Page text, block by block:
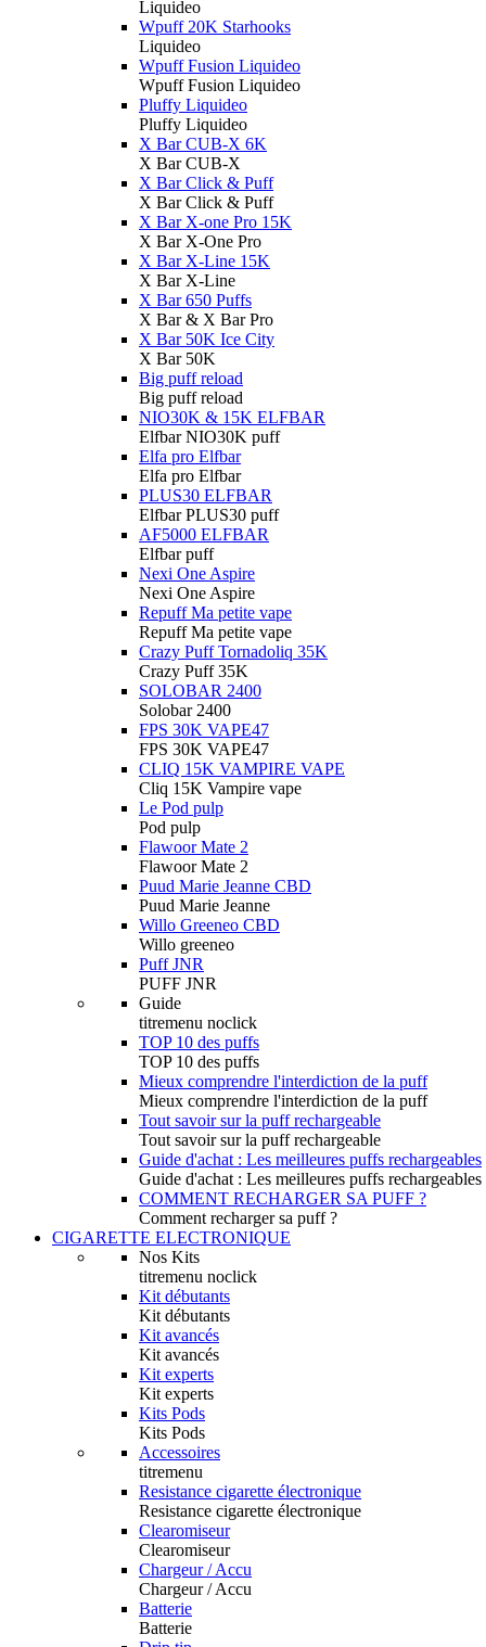
Liquideo
Wpuff 20K Starhooks
Liquideo
Wpuff Fusion Liquideo
Wpuff Fusion Liquideo
Pluffy Liquideo
Pluffy Liquideo
X Bar CUB-X 6K
X Bar CUB-X
X Bar Click & Puff
X Bar Click & Puff
X Bar X-one Pro 15K
X Bar X-One Pro
X Bar X-Line 15K
X Bar X-Line
X Bar 650 Puffs
X Bar & X Bar Pro
X Bar 50K Ice City
X Bar 50K
Big puff reload
Big puff reload
NIO30K & 15K ELFBAR
Elfbar NIO30K puff
Elfa pro Elfbar
Elfa pro Elfbar
PLUS30 ELFBAR
Elfbar PLUS30 puff
AF5000 ELFBAR
Elfbar puff
Nexi One Aspire
Nexi One Aspire
Repuff Ma petite vape
Repuff Ma petite vape
Crazy Puff Tornadoliq 35K
Crazy Puff 35K
SOLOBAR 2400
Solobar 2400
FPS 30K VAPE47
FPS 30K VAPE47
CLIQ 15K VAMPIRE VAPE
Cliq 15K Vampire vape
Le Pod pulp
Pod pulp
Flawoor Mate 2
Flawoor Mate 2
Puud Marie Jeanne CBD
Puud Marie Jeanne
Willo Greeneo CBD
Willo greeneo
Puff JNR
PUFF JNR
Guide
titremenu noclick
TOP 10 des puffs
TOP 10 des puffs
Mieux comprendre l'interdiction de la puff
Mieux comprendre l'interdiction de la puff
Tout savoir sur la puff rechargeable
Tout savoir sur la puff rechargeable
Guide d'achat : Les meilleures puffs rechargeables
Guide d'achat : Les meilleures puffs rechargeables
COMMENT RECHARGER SA PUFF ?
Comment recharger sa puff ?
CIGARETTE ELECTRONIQUE
Nos Kits
titremenu noclick
Kit débutants
Kit débutants
Kit avancés
Kit avancés
Kit experts
Kit experts
Kits Pods
Kits Pods
Accessoires
titremenu
Resistance cigarette électronique
Resistance cigarette électronique
Clearomiseur
Clearomiseur
Chargeur / Accu
Chargeur / Accu
Batterie
Batterie